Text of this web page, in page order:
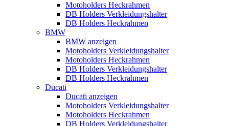
Motoholders Heckrahmen
DB Holders Verkleidungshalter
DB Holders Heckrahmen
BMW
BMW anzeigen
Motoholders Verkleidungshalter
Motoholders Heckrahmen
DB Holders Verkleidungshalter
DB Holders Heckrahmen
Ducati
Ducati anzeigen
Motoholders Verkleidungshalter
Motoholders Heckrahmen
DB Holders Verkleidungshalter